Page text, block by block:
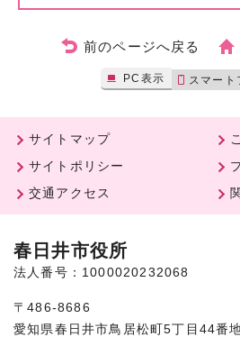
前のページへ戻る
PC表示 スマート
サイトマップ
サイトポリシー
交通アクセス
春日井市役所
法人番号：1000020232068
〒486-8686
愛知県春日井市鳥居松町5丁目44番